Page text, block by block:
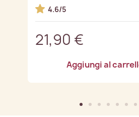
4.6/5
21,90 €
Aggiungi al